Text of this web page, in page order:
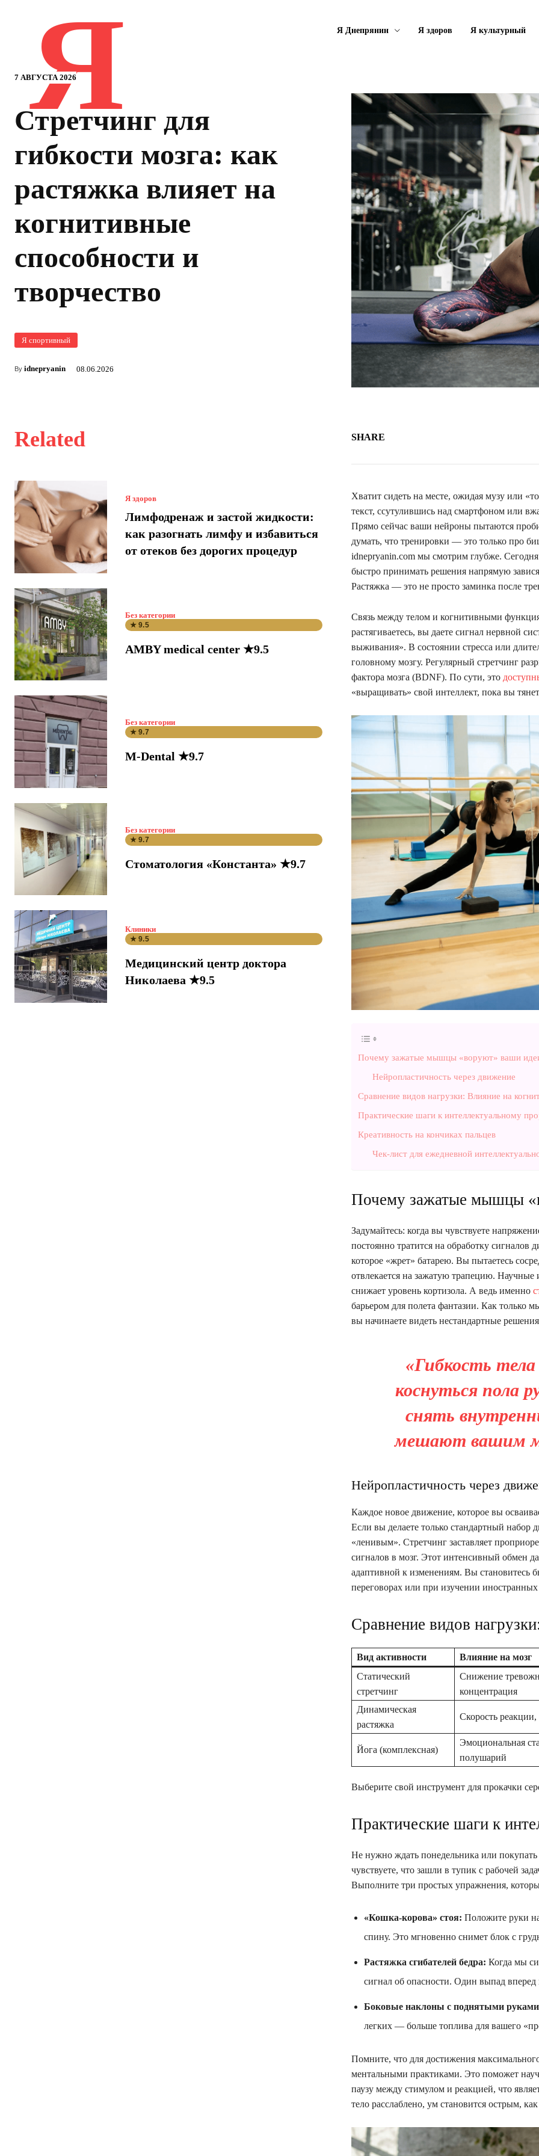
7 АВГУСТА 2026
Я Я Днепрянин Я здоров Я культурный
Стретчинг для
гибкости мозга: как
растяжка влияет на
когнитивные
способности и
творчество
Я спортивный
By idnepryanin 08.06.2026
Related
Я здоров
Лимфодренаж и застой жидкости:
как разогнать лимфу и избавиться
от отеков без дорогих процедур
Без категории
★ 9.5
AMBY medical center ★9.5
Без категории
★ 9.7
M-Dental ★9.7
Без категории
★ 9.7
Стоматология «Константа» ★9.7
Клиники
★ 9.5
Медицинский центр доктора
Николаева ★9.5
SHARE
Хватит сидеть на месте, ожидая музу или
текст, ссутулившись над смартфоном или
Прямо сейчас ваши нейроны пытаются
думать, что тренировки — это только про
idnepryanin.com мы смотрим глубже.
быстро принимать решения напрямую
Растяжка — это не просто заминка после
Связь между телом и когнитивными
растягиваетесь, вы даете сигнал нервной
выживания». В состоянии стресса или
головному мозгу. Регулярный стретчинг
фактора мозга (BDNF). По сути, это
«выращивать» свой интеллект, пока вы
Почему зажатые мышцы «воруют» ваши
Нейропластичность через движение
Сравнение видов нагрузки: Влияние на
Практические шаги к интеллектуальному
Креативность на кончиках пальцев
Чек-лист для ежедневной
Почему зажатые мышцы
Задумайтесь: когда вы чувствуете
постоянно тратится на обработку
которое «жрет» батарею. Вы пытаетесь
отвлекается на зажатую трапецию. Научные
снижает уровень кортизола. А ведь именно
барьером для полета фантазии. Как только
вы начинаете видеть нестандартные
«Гибкость
коснуться пола
снять
мешают вашим
Нейропластичность через
Каждое новое движение, которое вы
Если вы делаете только стандартный
«ленивым». Стретчинг заставляет
сигналов в мозг. Этот интенсивный обмен
адаптивной к изменениям. Вы становитесь
переговорах или при изучении
Сравнение видов
Вид активности
Влияние на мозг
Статический
стретчинг
Снижение
концентрация
Динамическая
растяжка
Скорость
Йога (комплексная)
Эмоциональная
полушарий
Выберите свой инструмент для прокачки
Практические шаги к
Не нужно ждать понедельника или
чувствуете, что зашли в тупик с рабочей
Выполните три простых упражнения,
«Кошка-корова» стоя: Положите руки
спину. Это мгновенно снимет блок с
Растяжка сгибателей бедра: Когда мы
сигнал об опасности. Один выпад
Боковые наклоны с поднятыми
легких — больше топлива для вашего
Помните, что для достижения
ментальными практиками. Это поможет
паузу между стимулом и реакцией, что
тело расслаблено, ум становится острым,